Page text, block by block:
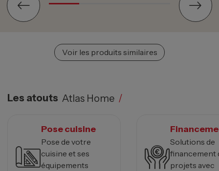
Voir les produits similaires
Les atouts Atlas Home /
Pose cuisine
Pose de votre
cuisine et ses
équipements
Solutions de
financement
projets avec